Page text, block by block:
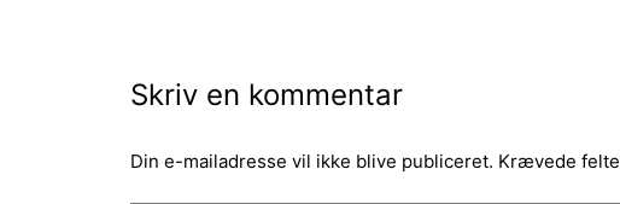
Skriv en kommentar
Din e-mailadresse vil ikke blive publiceret. Krævede